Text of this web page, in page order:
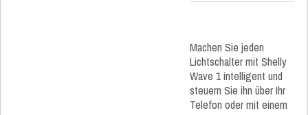
Machen Sie jeden
Lichtschalter mit Shelly
Wave 1 intelligent und
steuern Sie ihn über Ihr
Telefon oder mit einem